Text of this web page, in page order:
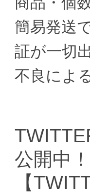
簡易発送
証が一切
不良によ
公開中！
【